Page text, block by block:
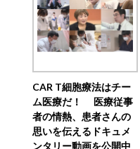
CAR T細胞療法はチー
ム医療だ！ 医療従事
者の情熱、患者さんの
思いを伝えるドキュメ
ンタリー動画を公開中